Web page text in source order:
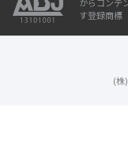
す登録商標
(株